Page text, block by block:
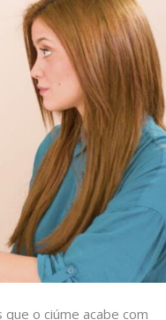
o ciúme acabe com